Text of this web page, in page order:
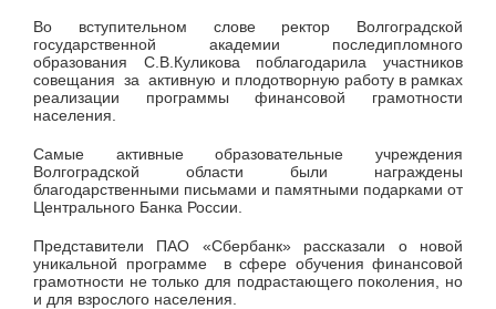
Во вступительном слове ректор Волгоградской
государственной академии последипломного
образования С.В.Куликова поблагодарила участников
совещания за активную и плодотворную работу в рамках
реализации программы финансовой грамотности
населения.
Самые активные образовательные учреждения
Волгоградской области были награждены
благодарственными письмами и памятными подарками от
Центрального Банка России.
Представители ПАО «Сбербанк» рассказали о новой
уникальной программе в сфере обучения финансовой
грамотности не только для подрастающего поколения, но
и для взрослого населения.